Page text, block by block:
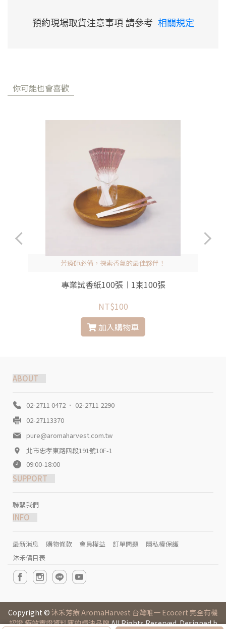
預約現場取貨注意事項 請參考 相關規定
你可能也會喜歡
芳療師必備，探索香氣的最佳夥伴！
專業試香紙100張︱1束100張
NT$100
加入購物車
ABOUT
02-2711 0472 ． 02-2711 2290
02-27113370
pure@aromaharvest.com.tw
北市忠孝東路四段191號10F-1
09:00-18:00
SUPPORT
聯繫我們
INFO
最新消息 購物條款 會員權益 訂單問題
隱私權保護
沐禾價目表
Copyright © 沐禾芳療 AromaHarvest 台灣唯一 Ecocert 完全有機
認證 療效實證資料庫的精油品牌All Rights Reserved. Designed b